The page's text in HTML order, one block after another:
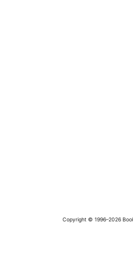
Copyright © 1996–2026